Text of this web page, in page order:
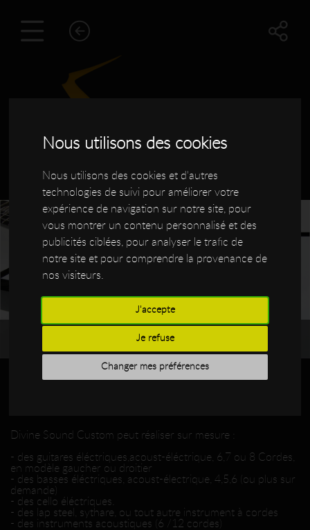
Nous utilisons des cookies
Nous utilisons des cookies et d'autres
technologies de suivi pour améliorer votre
expérience de navigation sur notre site, pour
vous montrer un contenu personnalisé et des
publicités ciblées, pour analyser le trafic de
notre site et pour comprendre la provenance de
nos visiteurs.
J'accepte
Je refuse
Changer mes préférences
Divine Sound Custom peut réaliser sur mesure :
- des guitares éléctriques,acoust-éléctrique, 6,7 ou 8 Cordes,
en modèle gaucher ou droitier
- des basses éléctriques, acoust-électrique, 4,5,6 (ou plus sur
demande)
- des cello éléctriques.
- des lap steel, sythare, ou tout autre instrument à cordes
- des instruments acoustiques (6 /12 cordes)